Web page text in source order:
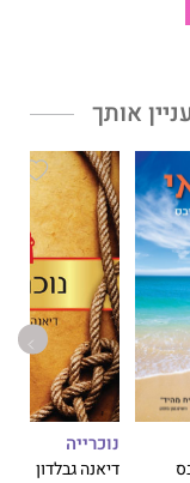
אותך
נוכרייה
דיאנה גבלדון